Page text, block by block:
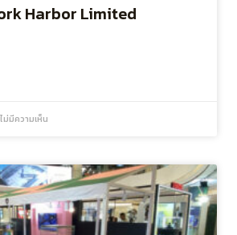
Harbor Limited
ไม่มีความเห็น